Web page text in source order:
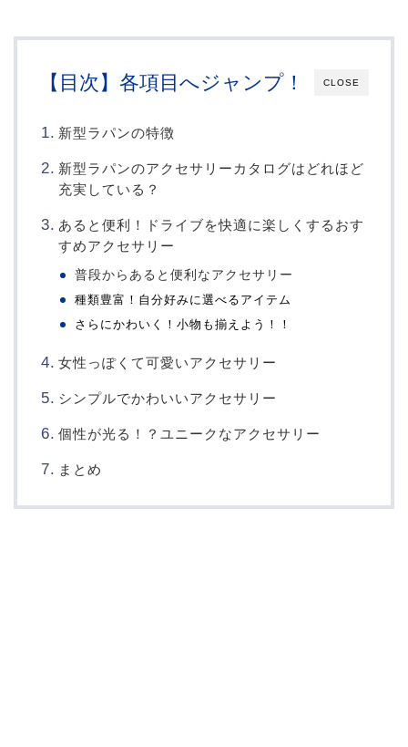
CLOSE
【目次】各項目へジャンプ！
新型ラパンの特徴
新型ラパンのアクセサリーカタログはどれほど
充実している？
あると便利！ドライブを快適に楽しくするおす
すめアクセサリー
普段からあると便利なアクセサリー
種類豊富！自分好みに選べるアイテム
さらにかわいく！小物も揃えよう！！
女性っぽくて可愛いアクセサリー
シンプルでかわいいアクセサリー
個性が光る！？ユニークなアクセサリー
まとめ